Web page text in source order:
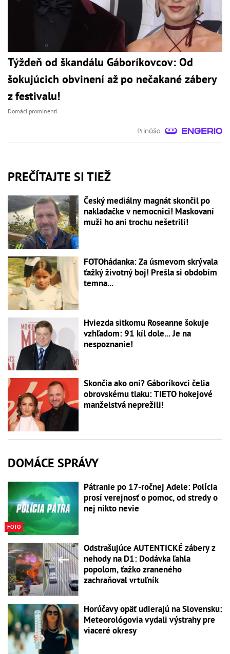
Týždeň od škandálu Gáboríkovcov: Od
šokujúcich obvinení až po nečakané zábery
z festivalu!
Domáci prominenti
PREČÍTAJTE SI TIEŽ
Český mediálny magnát skončil po
nakladačke v nemocnici! Maskovaní
muži ho ani trochu nešetrili!
FOTOhádanka: Za úsmevom skrývala
ťažký životný boj! Prešla si obdobím
temna...
Hviezda sitkomu Roseanne šokuje
vzhľadom: 91 kíl dole... Je na
nespoznanie!
Skončia ako oni? Gáboríkovci čelia
obrovskému tlaku: TIETO hokejové
manželstvá neprežili!
DOMÁCE SPRÁVY
FOTO
Pátranie po 17-ročnej Adele: Polícia
prosí verejnosť o pomoc, od stredy o
nej nikto nevie
Odstrašujúce AUTENTICKÉ zábery z
nehody na D1: Dodávka ľahla
popolom, ťažko zraneného
zachraňoval vrtuľník
Horúčavy opäť udierajú na Slovensku:
Meteorológovia vydali výstrahy pre
viaceré okresy